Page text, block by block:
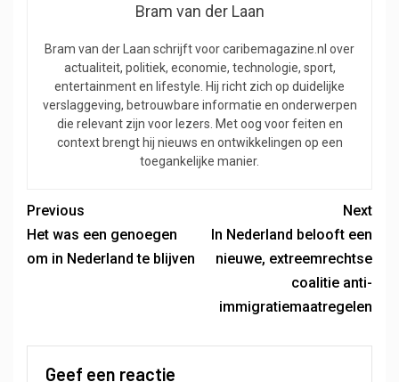
Bram van der Laan
Bram van der Laan schrijft voor caribemagazine.nl over
actualiteit, politiek, economie, technologie, sport,
entertainment en lifestyle. Hij richt zich op duidelijke
verslaggeving, betrouwbare informatie en onderwerpen
die relevant zijn voor lezers. Met oog voor feiten en
context brengt hij nieuws en ontwikkelingen op een
toegankelijke manier.
Previous
Het was een genoegen
om in Nederland te blijven
Next
In Nederland belooft een
nieuwe, extreemrechtse
coalitie anti-
immigratiemaatregelen
Geef een reactie